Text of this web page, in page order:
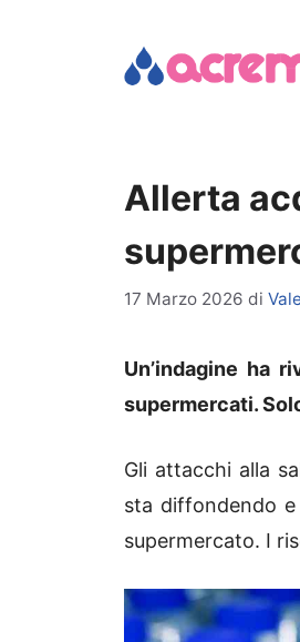
Allerta
17 Marzo 2026 di
Un’indagine ha
supermercati.
Gli attacchi alla
sta diffondendo
supermercato. I